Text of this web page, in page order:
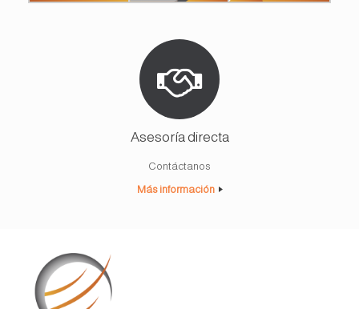
Asesoría directa
Contáctanos
Más información